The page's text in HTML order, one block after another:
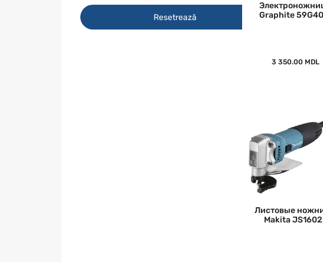
Resetrează
Graphite
3 350.00 MDL
Листовые
Makita